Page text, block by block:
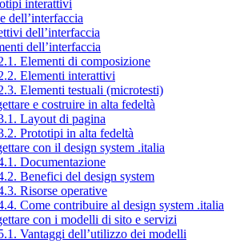
interattivi
dell’interfaccia
dell’interfaccia
dell’interfaccia
Elementi di composizione
Elementi interattivi
Elementi testuali (microtesti)
e costruire in alta fedeltà
Layout di pagina
Prototipi in alta fedeltà
con il design system .italia
Documentazione
Benefici del design system
Risorse operative
Come contribuire al design system .italia
con i modelli di sito e servizi
Vantaggi dell’utilizzo dei modelli